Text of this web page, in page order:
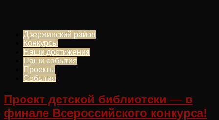
Дзержинский район
Конкурсы
Наши достижения
Наши события
Проекты
События
Проект детской библиотеки — в
финале Всероссийского конкурса!